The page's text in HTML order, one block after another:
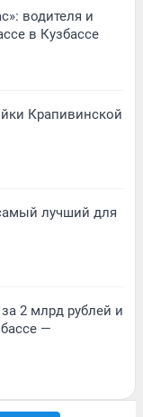
водителя и
в Кузбассе
Крапивинской
лучший для
2 млрд рублей и
—